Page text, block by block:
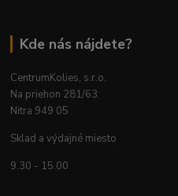
Kde nás nájdete?
CentrumKolies, s.r.o.
Na priehon 281/63
Nitra 949 05
Sklad a výdajné miesto
9.30 - 15.00